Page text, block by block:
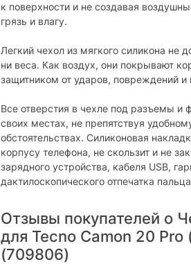
к поверхности и не создавая
грязь и влагу.
Легкий чехол из мягкого силикона не
ни веса. Как воздух, они покрывают
защитником от ударов, повреждений и
Все отверстия в чехле под разъемы и
своих местах, не препятствуя
обстоятельствах. Силиконовая
корпусу телефона, не скользит и не
зарядного устройства, кабеля USB,
дактилоскопического отпечатка
Отзывы покупателей о
для Tecno Camon 20
(709806)